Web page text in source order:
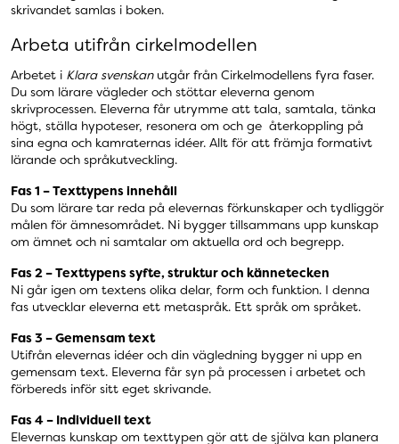
skrivandet samlas i boken.
Arbeta utifrån cirkelmodellen
Arbetet i Klara svenskanutgår från Cirkelmodellens fyra faser.
Du som lärare vägleder och stöttar eleverna genom
skrivprocessen. Eleverna får utrymme att tala, samtala, tänka
högt, ställa hypoteser, resonera om och ge återkoppling på
sina egna och kamraternas idéer. Allt för att främja formativt
lärande och språkutveckling.
Fas 1 – Texttypens innehåll
Du som lärare tar reda på elevernas förkunskaper och tydliggör
målen för ämnesområdet. Ni bygger tillsammans upp kunskap
om ämnet och ni samtalar om aktuella ord och begrepp.
Fas 2 – Texttypens syfte, struktur och kännetecken
Ni går igen om textens olika delar, form och funktion. I denna
fas utvecklar eleverna ett metaspråk. Ett språk om språket.
Fas 3 – Gemensam text
Utifrån elevernas idéer och din vägledning bygger ni upp en
gemensam text. Eleverna får syn på processen i arbetet och
förbereds inför sitt eget skrivande.
Fas 4 – Individuell text
Elevernas kunskap om texttypen gör att de själva kan planera